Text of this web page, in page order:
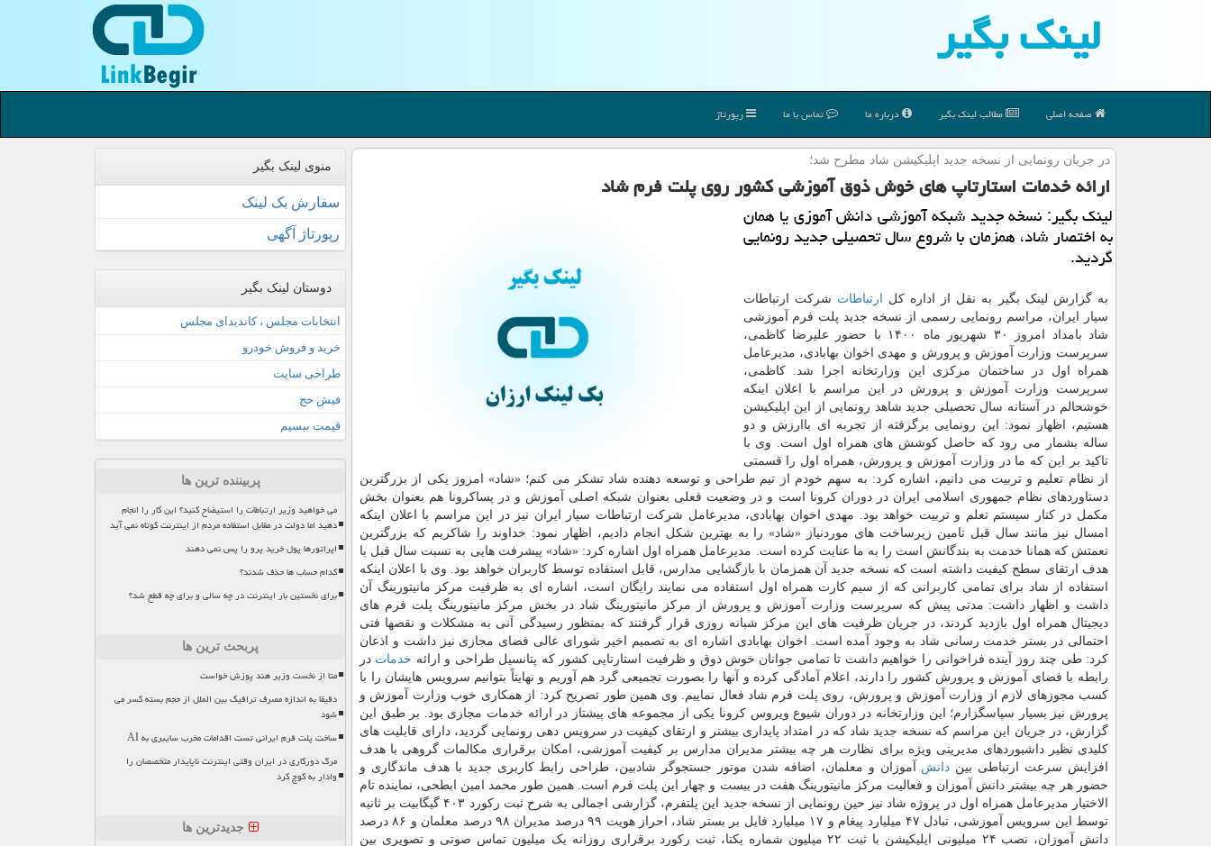
لینك بگیر
صفحه اصلی مطالب لینك بگیر درباره ما تماس با ما رپورتاژ
در جریان رونمایی از نسخه جدید اپلیكیشن شاد مطرح شد؛
ارائه خدمات استارتاپ های خوش ذوق آموزشی کشور روی پلت فرم شاد
لینک بگیر: نسخه جدید شبکه آموزشی دانش آموزی یا همان
به اختصار شاد، همزمان با شروع سال تحصیلی جدید رونمایی
گردید.
به گزارش لینک بگیر به نقل از اداره کل ارتباطات شرکت ارتباطات
سیار ایران، مراسم رونمایی رسمی از نسخه جدید پلت فرم آموزشی
شاد بامداد امروز ۳۰ شهریور ماه ۱۴۰۰ با حضور علیرضا کاظمی،
سرپرست وزارت آموزش و پرورش و مهدی اخوان بهابادی، مدیرعامل
همراه اول در ساختمان مرکزی این وزارتخانه اجرا شد. کاظمی،
سرپرست وزارت آموزش و پرورش در این مراسم با اعلان اینکه
خوشحالم در آستانه سال تحصیلی جدید شاهد رونمایی از این اپلیکیشن
هستیم، اظهار نمود: این رونمایی برگرفته از تجربه ای باارزش و دو
ساله بشمار می رود که حاصل کوشش های همراه اول است. وی با
تاکید بر این که ما در وزارت آموزش و پرورش، همراه اول را قسمتی
از نظام تعلیم و تربیت می دانیم، اشاره کرد: به سهم خودم از تیم طراحی و توسعه دهنده شاد تشکر می کنم؛ «شاد» امروز یکی از بزرگترین
دستاوردهای نظام جمهوری اسلامی ایران در دوران کرونا است و در وضعیت فعلی بعنوان شبکه اصلی آموزش و در پساکرونا هم بعنوان بخش
مکمل در کنار سیستم تعلم و تربیت خواهد بود. مهدی اخوان بهابادی، مدیرعامل شرکت ارتباطات سیار ایران نیز در این مراسم با اعلان اینکه
امسال نیز مانند سال قبل تامین زیرساخت های موردنیاز «شاد» را به بهترین شکل انجام دادیم، اظهار نمود: خداوند را شاکریم که بزرگترین
نعمتش که همانا خدمت به بندگانش است را به ما عنایت کرده است. مدیرعامل همراه اول اشاره کرد: «شاد» پیشرفت هایی به نسبت سال قبل با
هدف ارتقای سطح کیفیت داشته است که نسخه جدید آن همزمان با بازگشایی مدارس، قابل استفاده توسط کاربران خواهد بود. وی با اعلان اینکه
استفاده از شاد برای تمامی کاربرانی که از سیم کارت همراه اول استفاده می نمایند رایگان است، اشاره ای به ظرفیت مرکز مانیتورینگ آن
داشت و اظهار داشت: مدتی پیش که سرپرست وزارت آموزش و پرورش از مرکز مانیتورینگ شاد در بخش مرکز مانیتورینگ پلت فرم های
دیجیتال همراه اول بازدید کردند، در جریان ظرفیت های این مرکز شبانه روزی قرار گرفتند که بمنظور رسیدگی آنی به مشکلات و نقصها فنی
احتمالی در بستر خدمت رسانی شاد به وجود آمده است. اخوان بهابادی اشاره ای به تصمیم اخیر شورای عالی فضای مجازی نیز داشت و اذعان
کرد: طی چند روز آینده فراخوانی را خواهیم داشت تا تمامی جوانان خوش ذوق و ظرفیت استارتاپی کشور که پتانسیل طراحی و ارائه خدمات در
رابطه با فضای آموزش و پرورش کشور را دارند، اعلام آمادگی کرده و آنها را بصورت تجمیعی گرد هم آوریم و نهایتاً بتوانیم سرویس هایشان را با
کسب مجوزهای لازم از وزارت آموزش و پرورش، روی پلت فرم شاد فعال نماییم. وی همین طور تصریح کرد: از همکاری خوب وزارت آموزش و
پرورش نیز بسیار سپاسگزارم؛ این وزارتخانه در دوران شیوع ویروس کرونا یکی از مجموعه های پیشتاز در ارائه خدمات مجازی بود. بر طبق این
گزارش، در جریان این مراسم که نسخه جدید شاد که در امتداد پایداری بیشتر و ارتقای کیفیت در سرویس دهی رونمایی گردید، دارای قابلیت های
کلیدی نظیر داشبوردهای مدیریتی ویژه برای نظارت هر چه بیشتر مدیران مدارس بر کیفیت آموزشی، امکان برقراری مکالمات گروهی با هدف
افزایش سرعت ارتباطی بین دانش آموزان و معلمان، اضافه شدن موتور جستجوگر شادبین، طراحی رابط کاربری جدید با هدف ماندگاری و
حضور هر چه بیشتر دانش آموزان و فعالیت مرکز مانیتورینگ هفت در بیست و چهار این پلت فرم است. همین طور محمد امین ابطحی، نماینده تام
الاختیار مدیرعامل همراه اول در پروژه شاد نیز حین رونمایی از نسخه جدید این پلتفرم، گزارشی اجمالی به شرح ثبت رکورد ۴۰۳ گیگابیت بر ثانیه
توسط این سرویس آموزشی، تبادل ۴۷ میلیارد پیغام و ۱۷ میلیارد فایل بر بستر شاد، احراز هویت ۹۹ درصد مدیران ۹۸ درصد معلمان و ۸۶ درصد
دانش آموزان، نصب ۲۴ میلیونی اپلیکیشن با ثبت ۲۲ میلیون شماره یکتا، ثبت رکورد برقراری روزانه یک میلیون تماس صوتی و تصویری بین
منوی لینک بگیر
سفارش بک لینک
رپورتاژ آگهی
دوستان لینک بگیر
انتخابات مجلس ، کاندیدای مجلس
خرید و فروش خودرو
طراحی سایت
فیش حج
قیمت بیسیم
پربیننده ترین ها
می خواهید وزیر ارتباطات را استیضاح کنید؟ این کار را انجام
دهید اما دولت در مقابل استفاده مردم از اینترنت کوتاه نمی آید
اپراتورها پول خرید پرو را پس نمی دهند
کدام حساب ها حذف شدند؟
برای نخستین بار اینترنت در چه سالی و برای چه قطع شد؟
پربحث ترین ها
متا از نخست وزیر هند پوزش خواست
دقیقا به اندازه مصرف ترافیک بین الملل از حجم بسته کسر می
شود
ساخت پلت فرم ایرانی تست اقدامات مخرب سایبری به AI
مرگ دورکاری در ایران وقتی اینترنت ناپایدار متخصصان را
وادار به کوچ کرد
جدیدترین ها